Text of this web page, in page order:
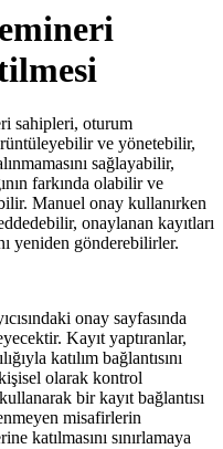
sahipleri, oturum
ve yönetebilir,
sağlayabilir,
farkında olabilir ve
Manuel onay kullanırken
onaylanan kayıtları
yeniden gönderebilirler.
onay sayfasında
Kayıt yaptıranlar,
katılım bağlantısını
olarak kontrol
bir kayıt bağlantısı
misafirlerin
katılmasını sınırlamaya